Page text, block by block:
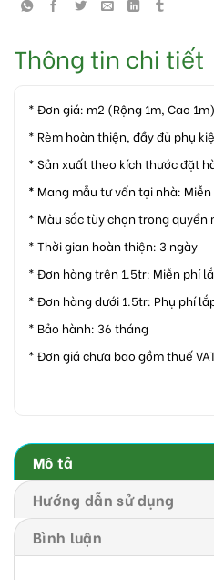
Thông tin chi tiết
* Đơn giá: m2 (Rộng 1m, Cao 1m).
* Rèm hoàn thiện, đầy đủ phụ
* Sản xuất theo kích thước đặt
* Mang mẫu tư vấn tại nhà:
* Màu sắc tùy chọn trong quyển
* Thời gian hoàn thiện: 3 ngày
* Đơn hàng trên 1.5tr: Miễn phí
* Đơn hàng dưới 1.5tr: Phụ phí
* Bảo hành: 36 tháng
* Đơn giá chưa bao gồm thuế
Mô tả
Hướng dẫn sử dụng
Bình luận